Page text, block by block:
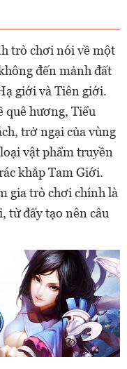
trò chơi nói về một
đến mảnh đất
giới và Tiên giới.
quê hương, Tiểu
trở ngại của vùng
vật phẩm truyền
khắp Tam Giới.
gia trò chơi chính là
từ đấy tạo nên câu